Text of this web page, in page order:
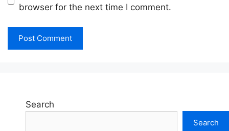
browser for the next time I comment.
Search
Search